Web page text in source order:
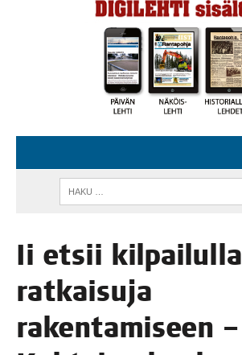
Ii etsii kil­pai­lul­la
rat­kai­su­ja
raken­ta­mi­seen –